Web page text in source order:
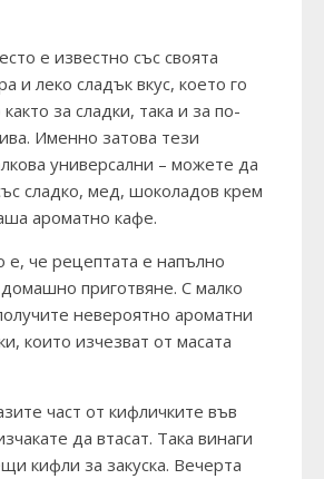
е известно със своята
и леко сладък вкус, което го
за сладки, така и за по-
Именно затова тези
универсални – можете да
сладко, мед, шоколадов крем
ароматно кафе.
е, че рецептата е напълно
приготвяне. С малко
невероятно ароматни
които изчезват от масата
част от кифличките във
да втасат. Така винаги
кифли за закуска. Вечерта